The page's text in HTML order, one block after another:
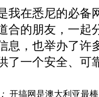
我在悉尼的必备
合的朋友，一起
息，也举办了许
了一个安全、可
开搞网是澳大利亚最